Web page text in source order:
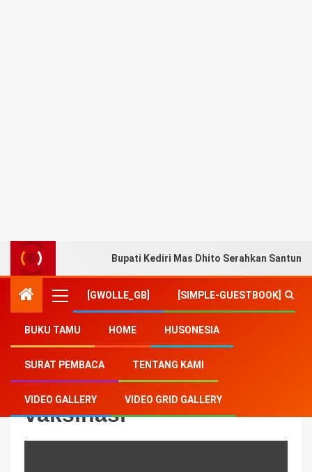
Bupati Kediri Mas Dhito Serahkan
[GWOLLE_GB] [SIMPLE-GUESTBOOK]
BUKU TAMU HOME HUSONESIA
SURAT PEMBACA TENTANG KAMI
VIDEO GALLERY VIDEO GRID GALLERY
Home-vaksinasi
vaksinasi